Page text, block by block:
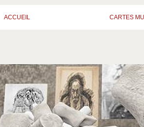
ACCUEIL
CARTES